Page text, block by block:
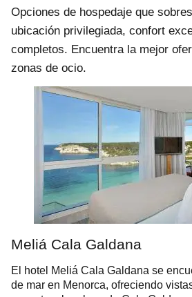
Opciones de hospedaje que
ubicación privilegiada, confort
completos. Encuentra la mejor
zonas de ocio.
Meliá Cala Galdana
El hotel Meliá Cala Galdana se
de mar en Menorca, ofreciendo